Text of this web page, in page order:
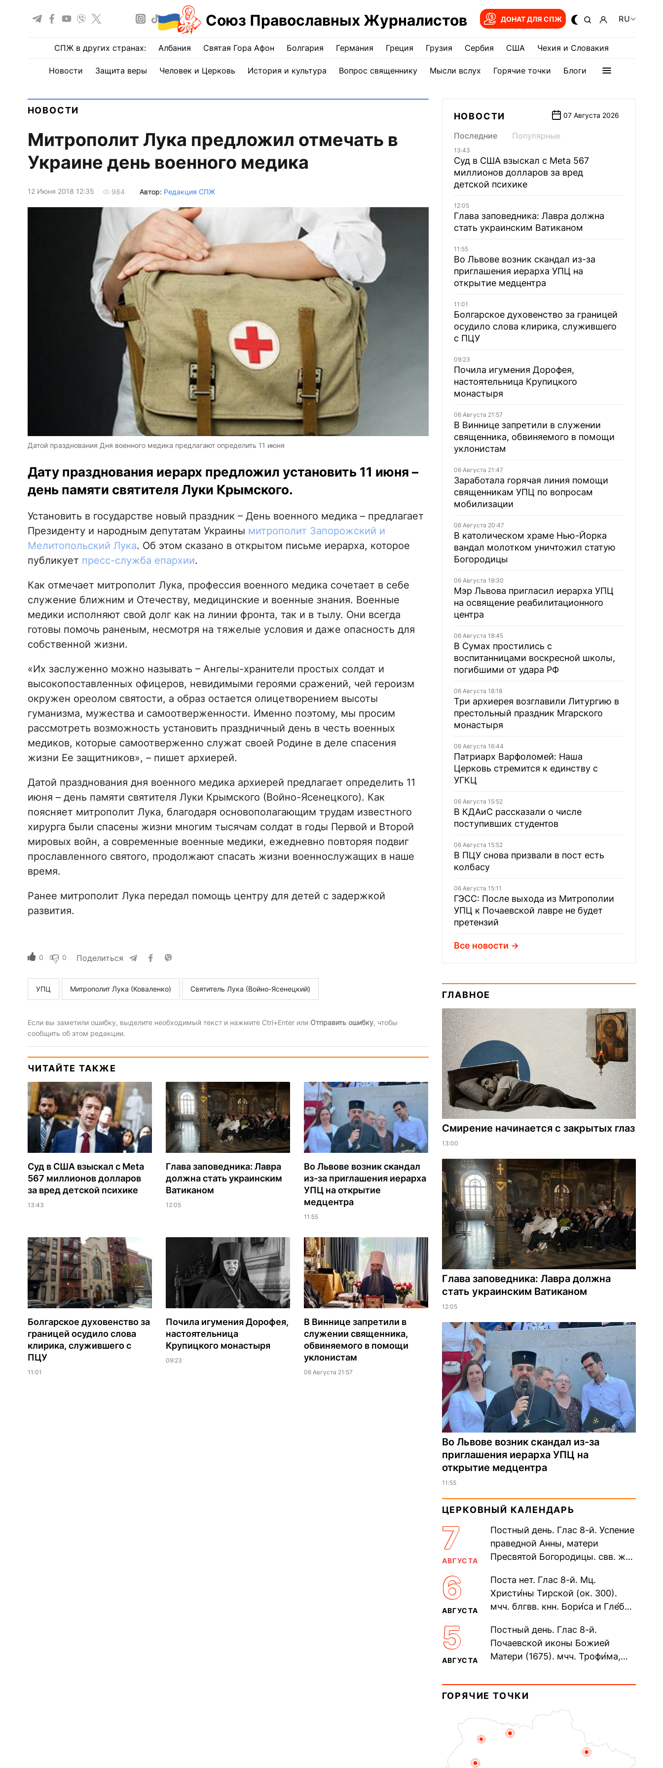
Союз Православных Журналистов ДОНАТ ДЛЯ СПЖ RU
СПЖ в других странах: Албания Святая Гора Афон Болгария Германия Греция Грузия Сербия США Чехия и Словакия
Новости Защита веры Человек и Церковь История и культура Вопрос священнику Мысли вслух Горячие точки Блоги
НОВОСТИ
Митрополит Лука предложил отмечать в
Украине день военного медика
12 Июня 2018 12:35 984 Автор: Редакция СПЖ
Датой празднования Дня военного медика предлагают определить 11 июня
Дату празднования иерарх предложил установить 11 июня –
день памяти святителя Луки Крымского.
Установить в государстве новый праздник – День военного медика – предлагает
Президенту и народным депутатам Украины митрополит Запорожский и
Мелитопольский Лука. Об этом сказано в открытом письме иерарха, которое
публикует пресс-служба епархии.
Как отмечает митрополит Лука, профессия военного медика сочетает в себе
служение ближним и Отечеству, медицинские и военные знания. Военные
медики исполняют свой долг как на линии фронта, так и в тылу. Они всегда
готовы помочь раненым, несмотря на тяжелые условия и даже опасность для
собственной жизни.
«Их заслуженно можно называть – Ангелы-хранители простых солдат и
высокопоставленных офицеров, невидимыми героями сражений, чей героизм
окружен ореолом святости, а образ остается олицетворением высоты
гуманизма, мужества и самоотверженности. Именно поэтому, мы просим
рассмотреть возможность установить праздничный день в честь военных
медиков, которые самоотверженно служат своей Родине в деле спасения
жизни Ее защитников», – пишет архиерей.
Датой празднования дня военного медика архиерей предлагает определить 11
июня – день памяти святителя Луки Крымского (Войно-Ясенецкого). Как
поясняет митрополит Лука, благодаря основополагающим трудам известного
хирурга были спасены жизни многим тысячам солдат в годы Первой и Второй
мировых войн, а современные военные медики, ежедневно повторяя подвиг
прославленного святого, продолжают спасать жизни военнослужащих в наше
время.
Ранее митрополит Лука передал помощь центру для детей с задержкой
развития.
0 0 Поделиться
УПЦ Митрополит Лука (Коваленко) Святитель Лука (Войно-Ясенецкий)
Если вы заметили ошибку, выделите необходимый текст и нажмите Ctrl+Enter или Отправить ошибку, чтобы
сообщить об этом редакции.
ЧИТАЙТЕ ТАКЖЕ
Суд в США взыскал с Meta
567 миллионов долларов
за вред детской психике
13:43
Глава заповедника: Лавра
должна стать украинским
Ватиканом
12:05
Во Львове возник скандал
из-за приглашения иерарха
УПЦ на открытие
медцентра
11:55
Болгарское духовенство за
границей осудило слова
клирика, служившего с
ПЦУ
11:01
Почила игумения Дорофея,
настоятельница
Крупицкого монастыря
09:23
В Виннице запретили в
служении священника,
обвиняемого в помощи
уклонистам
06 Августа 21:57
НОВОСТИ 07 Августа 2026
Последние Популярные
13:43
Суд в США взыскал с Meta 567
миллионов долларов за вред
детской психике
12:05
Глава заповедника: Лавра должна
стать украинским Ватиканом
11:55
Во Львове возник скандал из-за
приглашения иерарха УПЦ на
открытие медцентра
11:01
Болгарское духовенство за границей
осудило слова клирика, служившего
с ПЦУ
09:23
Почила игумения Дорофея,
настоятельница Крупицкого
монастыря
06 Августа 21:57
В Виннице запретили в служении
священника, обвиняемого в помощи
уклонистам
06 Августа 21:47
Заработала горячая линия помощи
священникам УПЦ по вопросам
мобилизации
06 Августа 20:47
В католическом храме Нью-Йорка
вандал молотком уничтожил статую
Богородицы
06 Августа 19:30
Мэр Львова пригласил иерарха УПЦ
на освящение реабилитационного
центра
06 Августа 18:45
В Сумах простились с
воспитанницами воскресной школы,
погибшими от удара РФ
06 Августа 18:18
Три архиерея возглавили Литургию в
престольный праздник Мгарского
монастыря
06 Августа 16:44
Патриарх Варфоломей: Наша
Церковь стремится к единству с
УГКЦ
06 Августа 15:52
В КДАиС рассказали о числе
поступивших студентов
06 Августа 15:52
В ПЦУ снова призвали в пост есть
колбасу
06 Августа 15:11
ГЭСС: После выхода из Митрополии
УПЦ к Почаевской лавре не будет
претензий
Все новости
ГЛАВНОЕ
Смирение начинается с закрытых глаз
13:00
Глава заповедника: Лавра должна
стать украинским Ватиканом
12:05
Во Львове возник скандал из-за
приглашения иерарха УПЦ на
открытие медцентра
11:55
ЦЕРКОВНЫЙ КАЛЕНДАРЬ
7
АВГУСТА
Постный день. Глас 8-й. Успение
праведной Анны, матери
Пресвятой Богородицы. свв. жен
прп. Евпракси́и девы,...
6
АВГУСТА
Поста нет. Глас 8-й. Мц.
Христи́ны Тирской (ок. 300).
мчч. блгвв. кнн. Бори́са и Гле́ба,
Дави́да (1015). Прп....
5
АВГУСТА
Постный день. Глас 8-й.
Почаевской иконы Божией
Матери (1675). мчч. Трофи́ма,
мучеников (284–305). прав.
воина Фео́дора...
ГОРЯЧИЕ ТОЧКИ